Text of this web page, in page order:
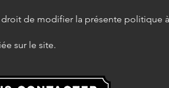
droit de modifier la présente politique
sur le site.